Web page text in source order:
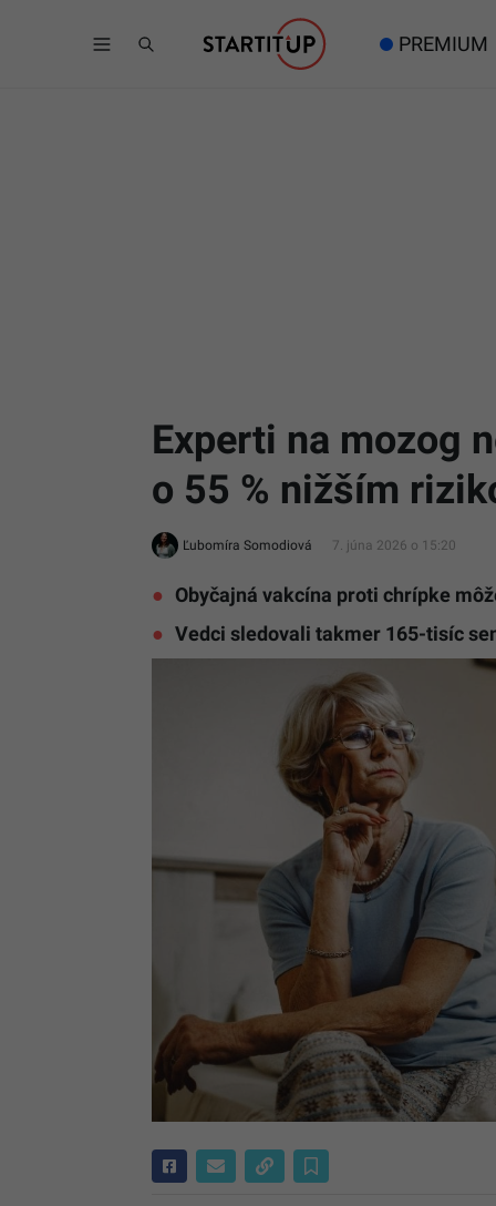
PREMIUM
Experti na mozog
o 55 % nižším
Ľubomíra Somodiová 7. júna 2026 o 15:20
Obyčajná vakcína proti chrípke
Vedci sledovali takmer 165-tisíc